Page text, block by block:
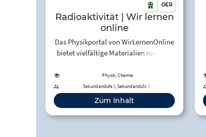
OER
Radioaktivität | Wir lernen
online
Das Physikportal von WirLernenOnline
bietet vielfältige Materialien rund um
Zerfallsarten.
Physik, Chemie
Sekundarstufe I, Sekundarstufe II
Zum Inhalt